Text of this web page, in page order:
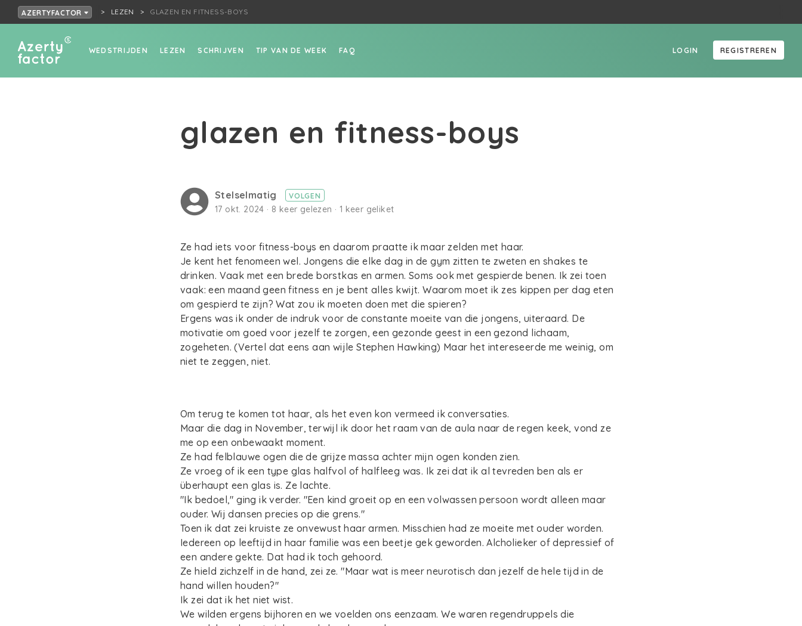
AZERTYFACTOR LEZEN GLAZEN EN FITNESS-BOYS
WEDSTRIJDEN LEZEN SCHRIJVEN TIP VAN DE WEEK FAQ LOGIN REGISTREREN
glazen en fitness-boys
Stelselmatig VOLGEN
17 okt. 2024 · 8 keer gelezen · 1 keer geliket
Ze had iets voor fitness-boys en daarom praatte ik maar zelden met haar.
Je kent het fenomeen wel. Jongens die elke dag in de gym zitten te zweten en shakes te
drinken. Vaak met een brede borstkas en armen. Soms ook met gespierde benen. Ik zei toen
vaak: een maand geen fitness en je bent alles kwijt. Waarom moet ik zes kippen per dag eten
om gespierd te zijn? Wat zou ik moeten doen met die spieren?
Ergens was ik onder de indruk voor de constante moeite van die jongens, uiteraard. De
motivatie om goed voor jezelf te zorgen, een gezonde geest in een gezond lichaam,
zogeheten. (Vertel dat eens aan wijle Stephen Hawking) Maar het intereseerde me weinig, om
niet te zeggen, niet.
Om terug te komen tot haar, als het even kon vermeed ik conversaties.
Maar die dag in November, terwijl ik door het raam van de aula naar de regen keek, vond ze
me op een onbewaakt moment.
Ze had felblauwe ogen die de grijze massa achter mijn ogen konden zien.
Ze vroeg of ik een type glas halfvol of halfleeg was. Ik zei dat ik al tevreden ben als er
überhaupt een glas is. Ze lachte.
"Ik bedoel," ging ik verder. "Een kind groeit op en een volwassen persoon wordt alleen maar
ouder. Wij dansen precies op die grens."
Toen ik dat zei kruiste ze onvewust haar armen. Misschien had ze moeite met ouder worden.
Iedereen op leeftijd in haar familie was een beetje gek geworden. Alcholieker of depressief of
een andere gekte. Dat had ik toch gehoord.
Ze hield zichzelf in de hand, zei ze. "Maar wat is meer neurotisch dan jezelf de hele tijd in de
hand willen houden?"
Ik zei dat ik het niet wist.
We wilden ergens bijhoren en we voelden ons eenzaam. We waren regendruppels die